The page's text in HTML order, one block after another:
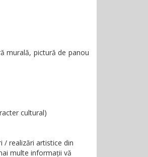
murală, pictură de panou
cultural)
/ realizări artistice din
multe informații vă